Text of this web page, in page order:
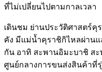
ที่ไม่เปลี่ยนไปตามกาลเวลา
เดินชม ย่านประวัติศาสตร์คุ
คัง มีแม่น้ำคุราชิกิไหลผ่านแ
กัน อาทิ สะพานอิมะบาชิ ส
ศูนย์กลางการขนส่งสินค้าที่รุ่